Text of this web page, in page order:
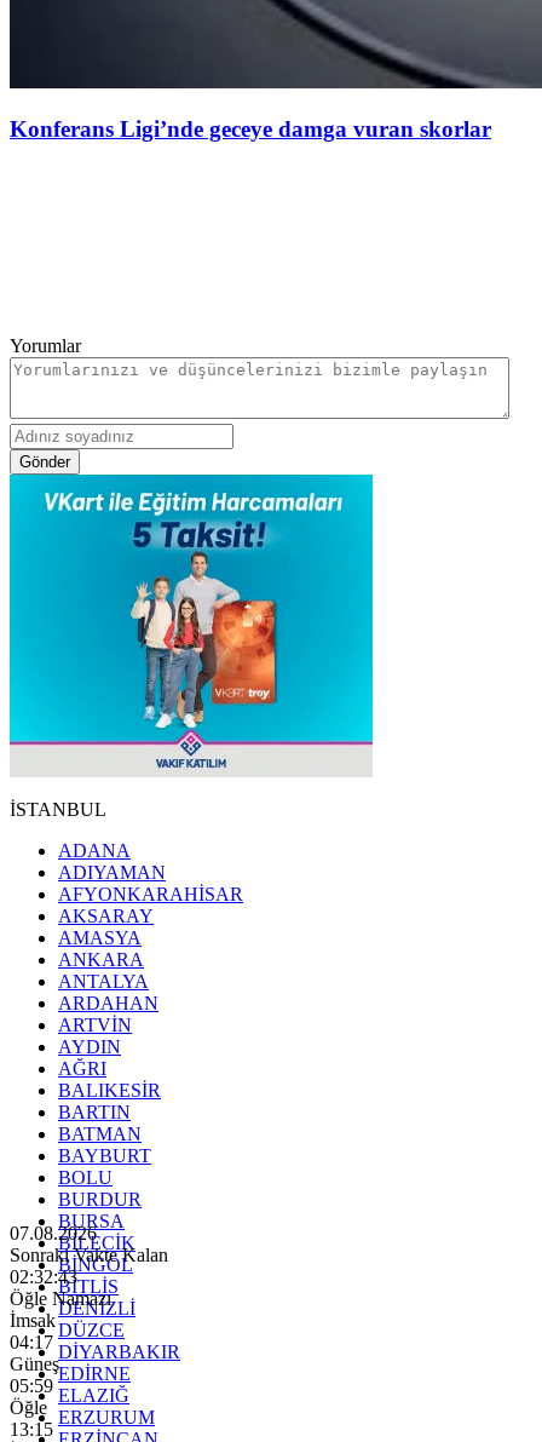
Konferans Ligi’nde geceye damga vuran skorlar
Yorumlar
Gönder
İSTANBUL
ADANA
ADIYAMAN
AFYONKARAHİSAR
AKSARAY
AMASYA
ANKARA
ANTALYA
ARDAHAN
ARTVİN
AYDIN
AĞRI
BALIKESİR
BARTIN
BATMAN
BAYBURT
BOLU
BURDUR
BURSA
BİLECİK
BİNGÖL
BİTLİS
DENİZLİ
DÜZCE
DİYARBAKIR
EDİRNE
ELAZIĞ
ERZURUM
07.08.2026
Sonraki Vakte Kalan
02:32:41
Öğle Namazı
İmsak
04:17
Güneş
05:59
Öğle
13:15